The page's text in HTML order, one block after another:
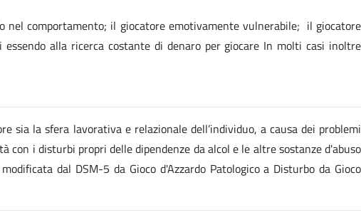
nel comportamento; il giocatore emotivamente vulnerabile; il giocatore
alla ricerca costante di denaro per giocare In molti casi inoltre
sia la sfera lavorativa e relazionale dell’individuo, a causa dei problemi
con i disturbi propri delle dipendenze da alcol e le altre sostanze d'abuso
dal DSM-5 da Gioco d'Azzardo Patologico a Disturbo da Gioco